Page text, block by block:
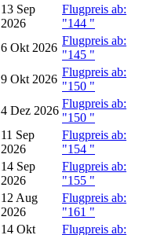
13 Sep
2026
Flugpreis ab:
"144 "
6 Okt 2026
Flugpreis ab:
"145 "
9 Okt 2026
Flugpreis ab:
"150 "
4 Dez 2026
Flugpreis ab:
"150 "
11 Sep
2026
Flugpreis ab:
"154 "
14 Sep
2026
Flugpreis ab:
"155 "
12 Aug
2026
Flugpreis ab:
"161 "
14 Okt
Flugpreis ab: